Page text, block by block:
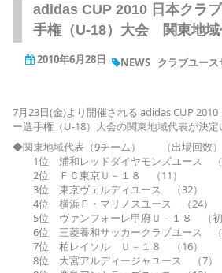
adidas CUP 2010 日本クラ
手権（U-18）大会 関東地域
2010年6月28日 NEWS クラブユース
7月23日(金)より開催される adidas CUP
ー選手権（U-18）大会の関東地域代表が決定
◆関東地域代表（9チーム） （出場回数）
1位 浦和レッドダイヤモンズユース （
2位 ＦＣ東京Ｕ－１８ （11）
3位 東京ヴェルディユース （32）
4位 横浜Ｆ・マリノスユース （24）
5位 ヴァンフォーレ甲府Ｕ－１８ （初
6位 三菱養和サッカークラブユース （
7位 柏レイソル Ｕ－１８ （16）
8位 大宮アルディージャユース （7）